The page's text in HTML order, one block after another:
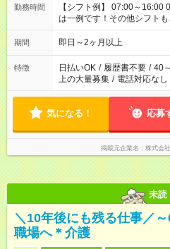
勤務時間
【シフト例】 07:00～16:00
は一例です！その他シフトも
期間 即日～2ヶ月以上
特徴 日払いOK / 履歴書不要 / 40
上の大量募集 / 電話対応なし
気になる！ 応募
掲載元企業名 株式会
未読
＼10年後にも残る仕事／
職場へ＊介護